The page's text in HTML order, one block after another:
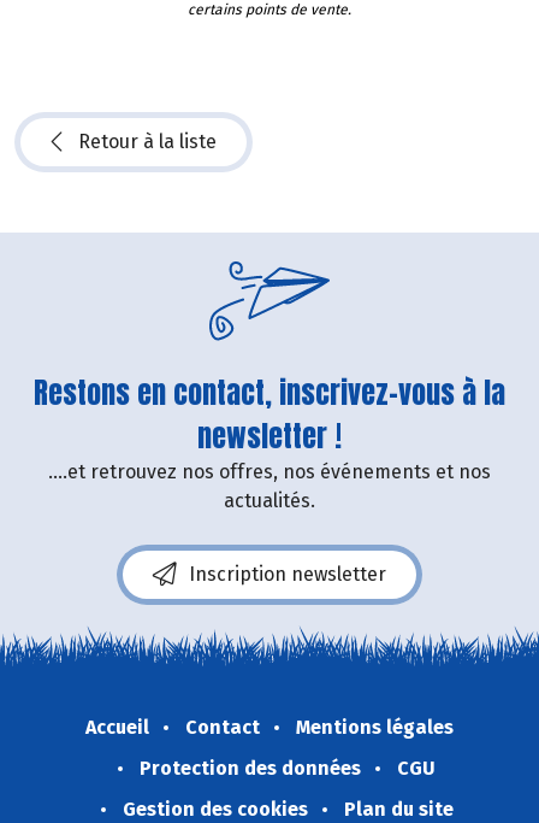
certains points de vente.
Retour à la liste
Restons en contact, inscrivez-vous à la
newsletter !
....et retrouvez nos offres, nos événements et nos
actualités.
Inscription newsletter
Accueil Contact
Mentions légales
Protection des données
CGU
Gestion des cookies
Plan du site